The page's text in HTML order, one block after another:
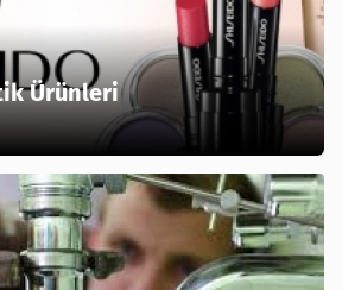
Ürünleri